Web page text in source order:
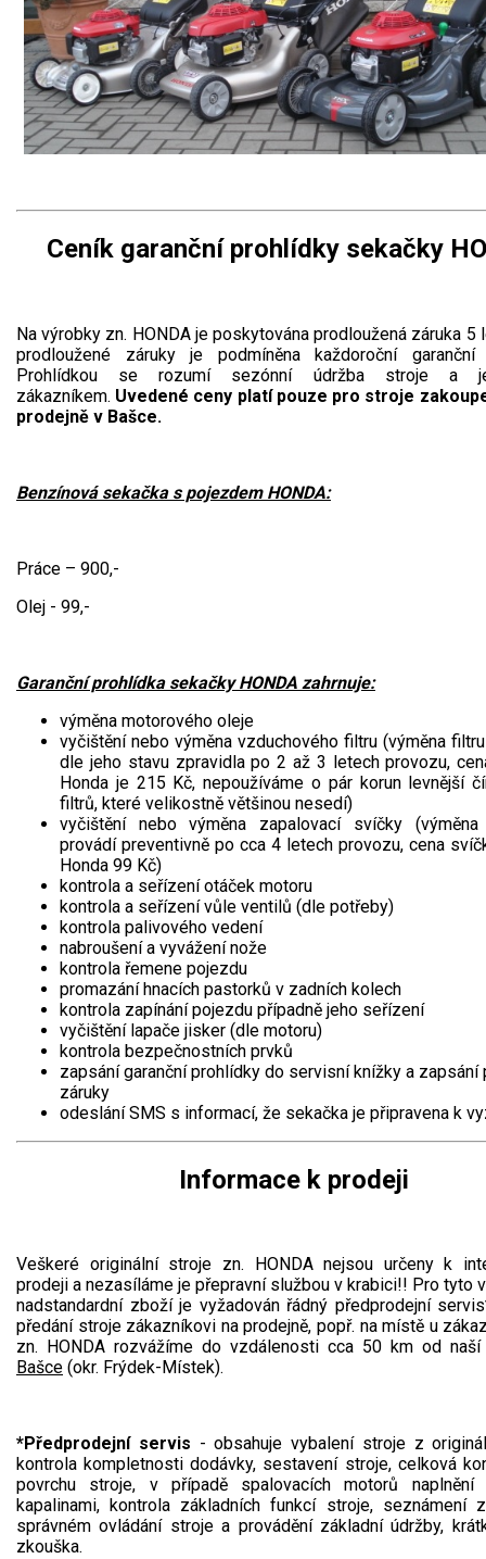
Ceník garanční prohlídky sekačky
Na výrobky zn. HONDA je poskytována prodloužená záruka 5
prodloužené záruky je podmíněna každoroční garanční
Prohlídkou se rozumí sezónní údržba stroje a
zákazníkem. Uvedené ceny platí pouze pro stroje
prodejně v Bašce.
Benzínová sekačka s pojezdem HONDA:
Práce – 900,-
Olej - 99,-
Garanční prohlídka sekačky HONDA zahrnuje:
výměna motorového oleje
vyčištění nebo výměna vzduchového filtru (výměna
dle jeho stavu zpravidla po 2 až 3 letech provozu,
Honda je 215 Kč, nepoužíváme o pár korun levnější
filtrů, které velikostně většinou nesedí)
vyčištění nebo výměna zapalovací svíčky
provádí preventivně po cca 4 letech provozu, cena
Honda 99 Kč)
kontrola a seřízení otáček motoru
kontrola a seřízení vůle ventilů (dle potřeby)
kontrola palivového vedení
nabroušení a vyvážení nože
kontrola řemene pojezdu
promazání hnacích pastorků v zadních kolech
kontrola zapínání pojezdu případně jeho seřízení
vyčištění lapače jisker (dle motoru)
kontrola bezpečnostních prvků
zapsání garanční prohlídky do servisní knížky a zapsání
záruky
odeslání SMS s informací, že sekačka je připravena k
Informace k prodeji
Veškeré originální stroje zn. HONDA nejsou určeny k
prodeji a nezasíláme je přepravní službou v krabici!! Pro tyto
nadstandardní zboží je vyžadován řádný předprodejní
předání stroje zákazníkovi na prodejně, popř. na místě u
zn. HONDA rozvážíme do vzdálenosti cca 50 km od
Bašce (okr. Frýdek-Místek).
*Předprodejní servis - obsahuje vybalení stroje z
kontrola kompletnosti dodávky, sestavení stroje, celková
povrchu stroje, v případě spalovacích motorů naplnění
kapalinami, kontrola základních funkcí stroje, seznámení
správném ovládání stroje a provádění základní údržby,
zkouška.